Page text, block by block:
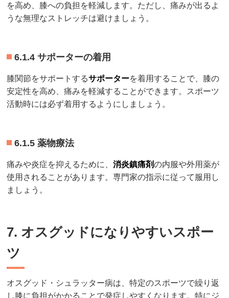
を高め、膝への負担を軽減します。ただし、痛みが出るよ
うな無理なストレッチは避けましょう。
6.1.4 サポーターの着用
膝関節をサポートするサポーターを着用することで、膝の
安定性を高め、痛みを軽減することができます。スポーツ
活動時には必ず着用するようにしましょう。
6.1.5 薬物療法
痛みや炎症を抑えるために、消炎鎮痛剤の内服や外用薬が
使用されることがあります。専門家の指示に従って服用し
ましょう。
7. オスグッドになりやすいスポー
ツ
オスグッド・シュラッター病は、特定のスポーツで繰り返
し膝に負担がかかることで発症しやすくなります。特にジ